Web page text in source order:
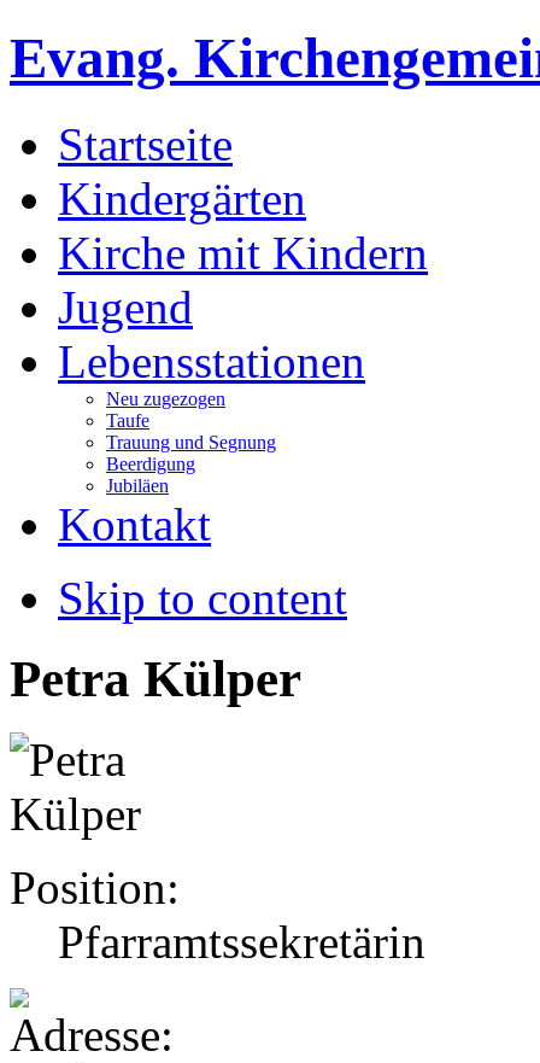
Evang.
Startseite
Kindergärten
Kirche mit Kindern
Jugend
Lebensstationen
Neu zugezogen
Taufe
Trauung und Segnung
Beerdigung
Jubiläen
Kontakt
Skip to content
Petra Külper
Position:
Pfarramtssekretärin